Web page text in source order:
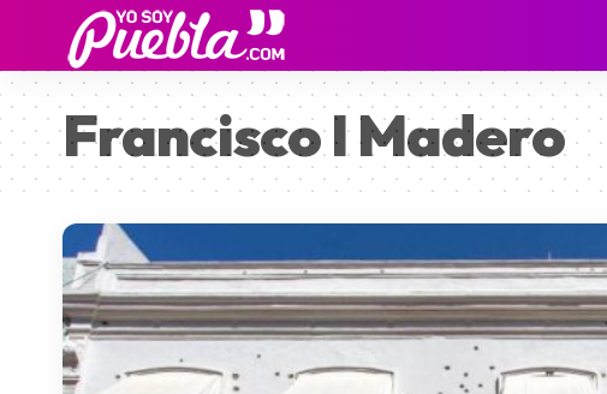
Francisco I Madero